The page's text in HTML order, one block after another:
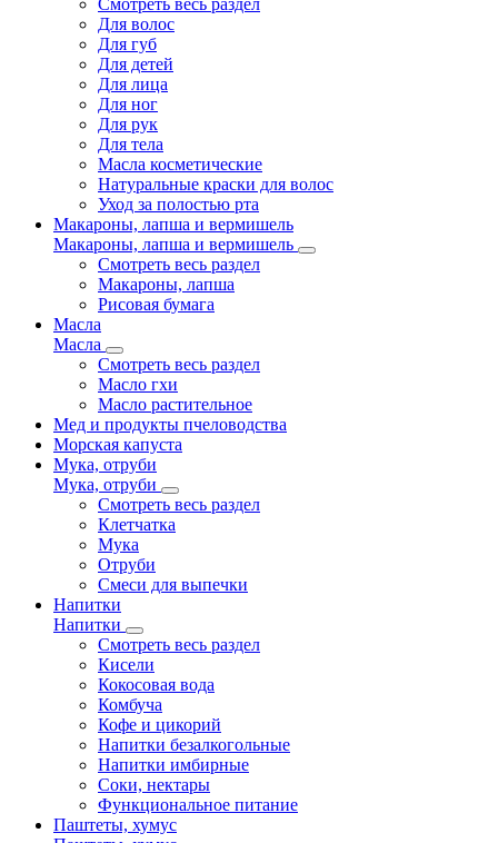
Смотреть весь раздел
Для волос
Для губ
Для детей
Для лица
Для ног
Для рук
Для тела
Масла косметические
Натуральные краски для волос
Уход за полостью рта
Макароны, лапша и вермишель
Макароны, лапша и вермишель
Смотреть весь раздел
Макароны, лапша
Рисовая бумага
Масла
Масла
Смотреть весь раздел
Масло гхи
Масло растительное
Мед и продукты пчеловодства
Морская капуста
Мука, отруби
Мука, отруби
Смотреть весь раздел
Клетчатка
Мука
Отруби
Смеси для выпечки
Напитки
Напитки
Смотреть весь раздел
Кисели
Кокосовая вода
Комбуча
Кофе и цикорий
Напитки безалкогольные
Напитки имбирные
Соки, нектары
Функциональное питание
Паштеты, хумус